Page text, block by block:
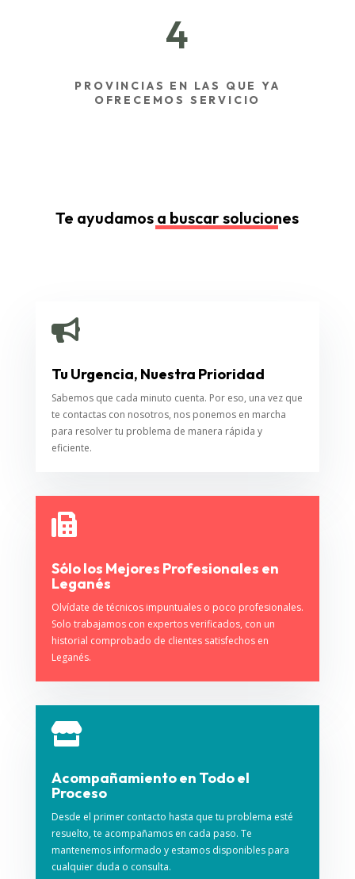
4
PROVINCIAS EN LAS QUE YA
OFRECEMOS SERVICIO
Te ayudamos a buscar soluciones

Tu Urgencia, Nuestra Prioridad
Sabemos que cada minuto cuenta. Por eso, una vez que
te contactas con nosotros, nos ponemos en marcha
para resolver tu problema de manera rápida y
eficiente.

Sólo los Mejores Profesionales en
Leganés
Olvídate de técnicos impuntuales o poco profesionales.
Solo trabajamos con expertos verificados, con un
historial comprobado de clientes satisfechos en
Leganés.

Acompañamiento en Todo el
Proceso
Desde el primer contacto hasta que tu problema esté
resuelto, te acompañamos en cada paso. Te
mantenemos informado y estamos disponibles para
cualquier duda o consulta.